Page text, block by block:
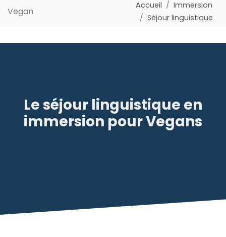
Vegan
Accueil
Immersion
Séjour linguistique
Le séjour linguistique en
immersion pour Vegans